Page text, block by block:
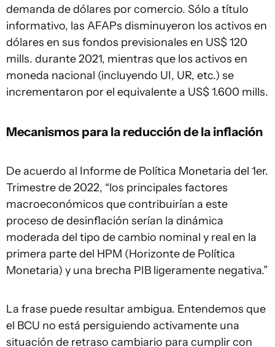
demanda de dólares por comercio. Sólo a título
informativo, las AFAPs disminuyeron los activos en
dólares en sus fondos previsionales en US$ 120
mills. durante 2021, mientras que los activos en
moneda nacional (incluyendo UI, UR, etc.) se
incrementaron por el equivalente a US$ 1.600 mills.
Mecanismos para la reducción de la inflación
De acuerdo al Informe de Política Monetaria del 1er.
Trimestre de 2022, “los principales factores
macroeconómicos que contribuirían a este
proceso de desinflación serían la dinámica
moderada del tipo de cambio nominal y real en la
primera parte del HPM (Horizonte de Política
Monetaria) y una brecha PIB ligeramente negativa.”
La frase puede resultar ambigua. Entendemos que
el BCU no está persiguiendo activamente una
situación de retraso cambiario para cumplir con